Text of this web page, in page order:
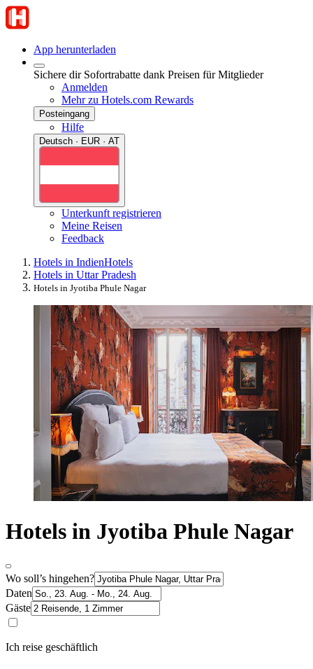
App herunterladen
Sichere dir Sofortrabatte dank Preisen für Mitglieder
Anmelden
Mehr zu Hotels.com Rewards
Posteingang
Hilfe
Deutsch · EUR · AT
Unterkunft registrieren
Meine Reisen
Feedback
Hotels in IndienHotels
Hotels in Uttar Pradesh
Hotels in Jyotiba Phule Nagar
Hotels in Jyotiba Phule Nagar
Wo soll’s hingehen?
Daten
Gäste
Ich reise geschäftlich